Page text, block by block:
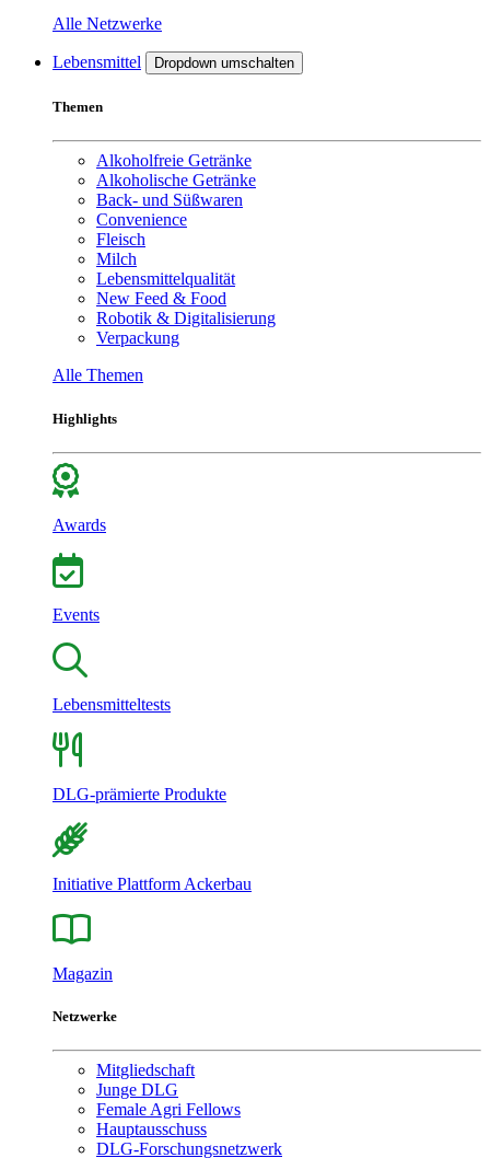
Alle Netzwerke
Lebensmittel Dropdown umschalten
Themen
Alkoholfreie Getränke
Alkoholische Getränke
Back- und Süßwaren
Convenience
Fleisch
Milch
Lebensmittelqualität
New Feed & Food
Robotik & Digitalisierung
Verpackung
Alle Themen
Highlights
Awards
Events
Lebensmitteltests
DLG-prämierte Produkte
Initiative Plattform Ackerbau
Magazin
Netzwerke
Mitgliedschaft
Junge DLG
Female Agri Fellows
Hauptausschuss
DLG-Forschungsnetzwerk